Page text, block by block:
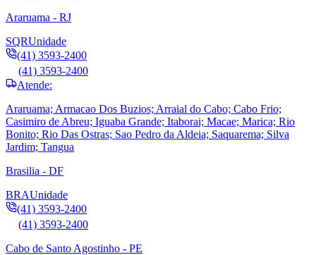
Araruama - RJ
SQRUnidade
(41) 3593-2400
(41) 3593-2400
Atende:
Araruama; Armacao Dos Buzios; Arraial do Cabo; Cabo Frio;
Casimiro de Abreu; Iguaba Grande; Itaborai; Macae; Marica; Rio
Bonito; Rio Das Ostras; Sao Pedro da Aldeia; Saquarema; Silva
Jardim; Tangua
Brasilia - DF
BRAUnidade
(41) 3593-2400
(41) 3593-2400
Cabo de Santo Agostinho - PE